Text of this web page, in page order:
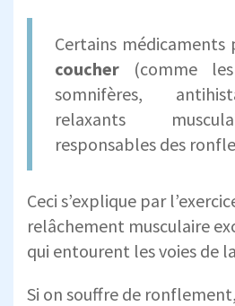
Certains médicaments
coucher (comme
somnifères,
relaxants
responsables des
Ceci s’explique par
relâchement musculaire
qui entourent les voies de
Si on souffre de